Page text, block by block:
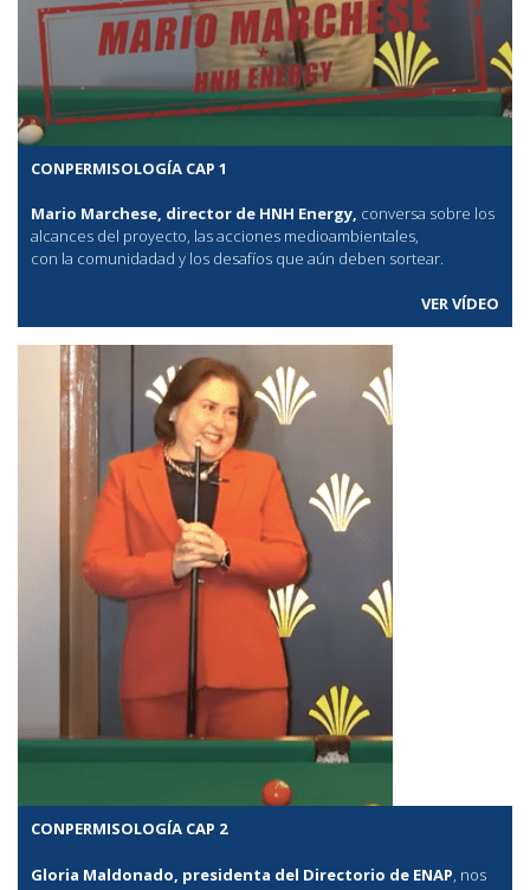
CONPERMISOLOGÍA CAP 1
Mario Marchese, director de HNH Energy, conversa sobre los
alcances del proyecto, las acciones medioambientales,
con la comunidadad y los desafíos que aún deben sortear.
VER VÍDEO
CONPERMISOLOGÍA CAP 2
Gloria Maldonado, presidenta del Directorio de ENAP, nos